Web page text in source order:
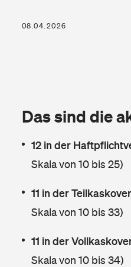
08.04.2026
Das sind die
12 in der
Skala von 10 bis 25)
11 in der
Skala von 10 bis 33)
11 in der
Skala von 10 bis 34)